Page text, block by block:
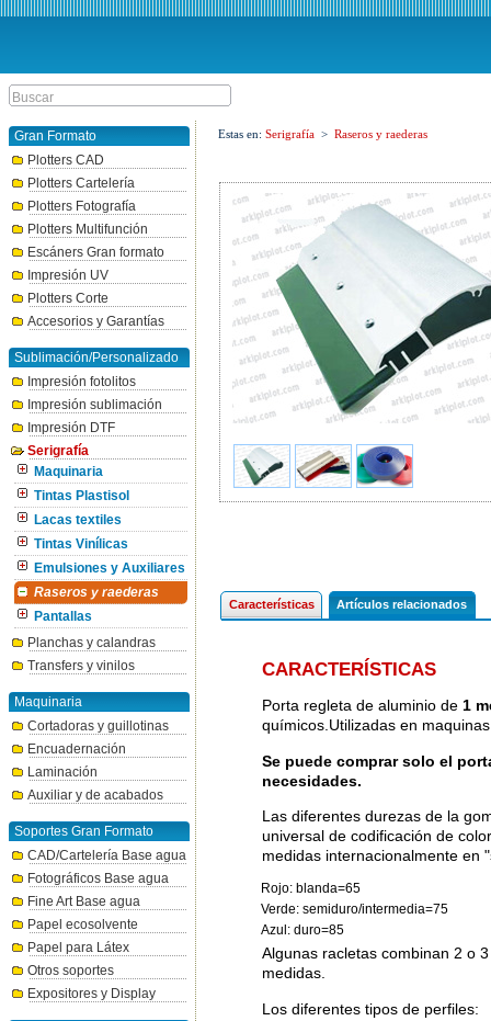
Gran Formato
Plotters CAD
Plotters Cartelería
Plotters Fotografía
Plotters Multifunción
Escáners Gran formato
Impresión UV
Plotters Corte
Accesorios y Garantías
Sublimación/Personalizado
Impresión fotolitos
Impresión sublimación
Impresión DTF
Serigrafía
Maquinaria
Tintas Plastisol
Lacas textiles
Tintas Vinílicas
Emulsiones y Auxiliares
Raseros y raederas
Pantallas
Planchas y calandras
Transfers y vinilos
Maquinaria
Cortadoras y guillotinas
Encuadernación
Laminación
Auxiliar y de acabados
Soportes Gran Formato
CAD/Cartelería Base agua
Fotográficos Base agua
Fine Art Base agua
Papel ecosolvente
Papel para Látex
Otros soportes
Expositores y Display
Estas en: Serigrafía > Raseros y raederas
Características Artículos relacionados
CARACTERÍSTICAS
Porta regleta de aluminio de 1
químicos.Utilizadas en
Se puede comprar solo el
necesidades.
Las diferentes durezas de la
universal de codificación de
medidas internacionalmente en
Rojo: blanda=65
Verde: semiduro/intermedia=75
Azul: duro=85
Algunas racletas combinan 2 o
medidas.
Los diferentes tipos de perfiles: